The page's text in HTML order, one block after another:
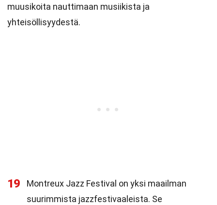
muusikoita nauttimaan musiikista ja
yhteisöllisyydestä.
19
Montreux Jazz Festival on yksi maailman
suurimmista jazzfestivaaleista. Se